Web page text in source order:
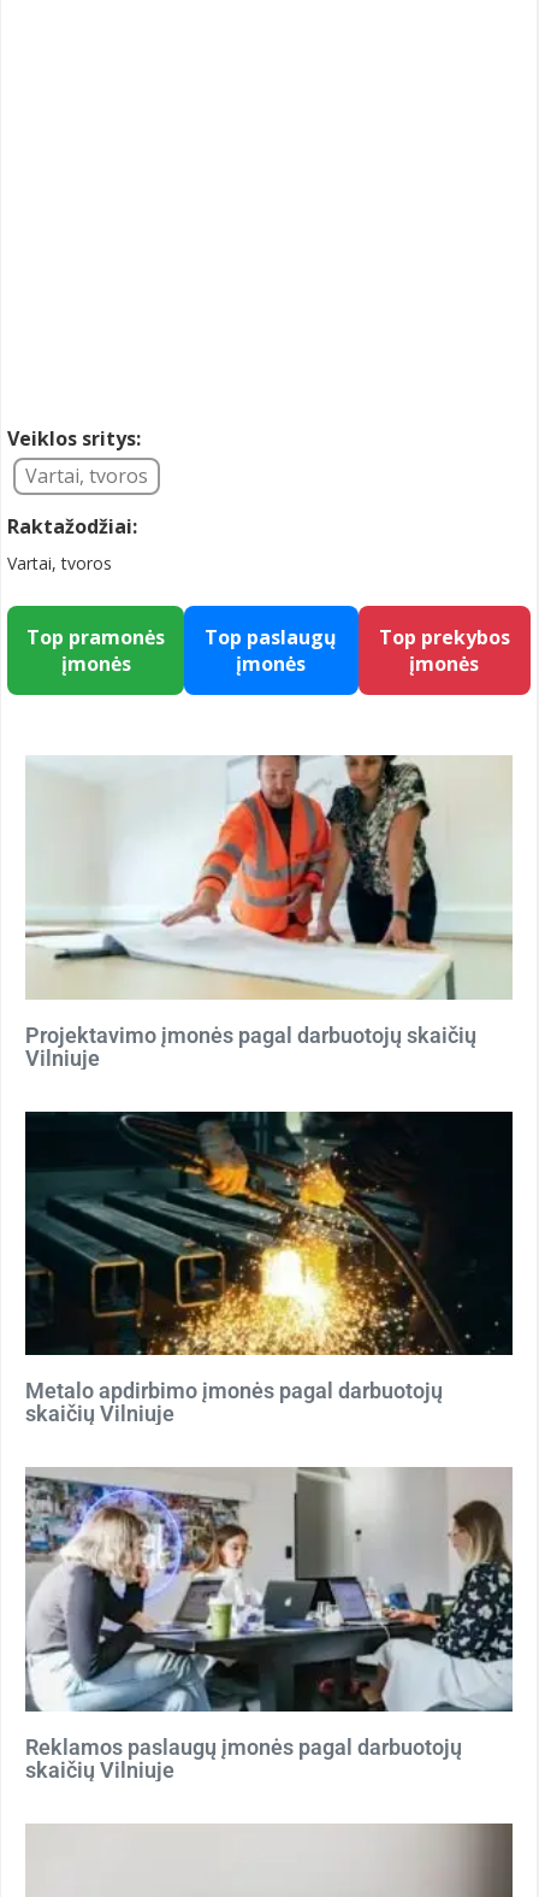
Veiklos sritys:
Vartai, tvoros
Raktažodžiai:
Vartai, tvoros
Top pramonės
įmonės
Top paslaugų
įmonės
Top prekybos
įmonės
Projektavimo įmonės pagal darbuotojų skaičių
Vilniuje
Metalo apdirbimo įmonės pagal darbuotojų
skaičių Vilniuje
Reklamos paslaugų įmonės pagal darbuotojų
skaičių Vilniuje